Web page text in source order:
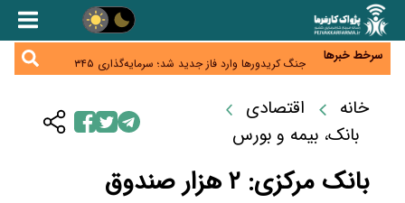
سرخط خبرها
همایش و مسابقه نذری ماه صفر برگزار شد
زائران اربعین نگران ارز باقی‌مانده نباشند؛ خرید دینار در
جنگ کریدورها وارد فاز جدید شد؛ سرمایه‌گذاری ۳۴۵
میلیارد دلاری اوراسیا تا ۲۰۳۵
شبکه کمتر توسعه می‌یابد
تأمین سرمایه در گردش بدون خلق نقدینگی؛ نقش
جدید سیاست‌های مالیاتی در حمایت از تولید
خانه
اقتصادی
بانک، بیمه و بورس
بانک مرکزی: ۲ هزار صندوق